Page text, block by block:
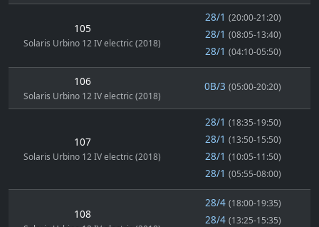
105
Solaris Urbino 12 IV electric (2018)
28/1 (20:00-21:20)
28/1 (08:05-13:40)
28/1 (04:10-05:50)
106
Solaris Urbino 12 IV electric (2018)
0B/3 (05:00-20:20)
107
Solaris Urbino 12 IV electric (2018)
28/1 (18:35-19:50)
28/1 (13:50-15:50)
28/1 (10:05-11:50)
28/1 (05:55-08:00)
108
28/4 (18:00-19:35)
28/4 (13:25-15:35)